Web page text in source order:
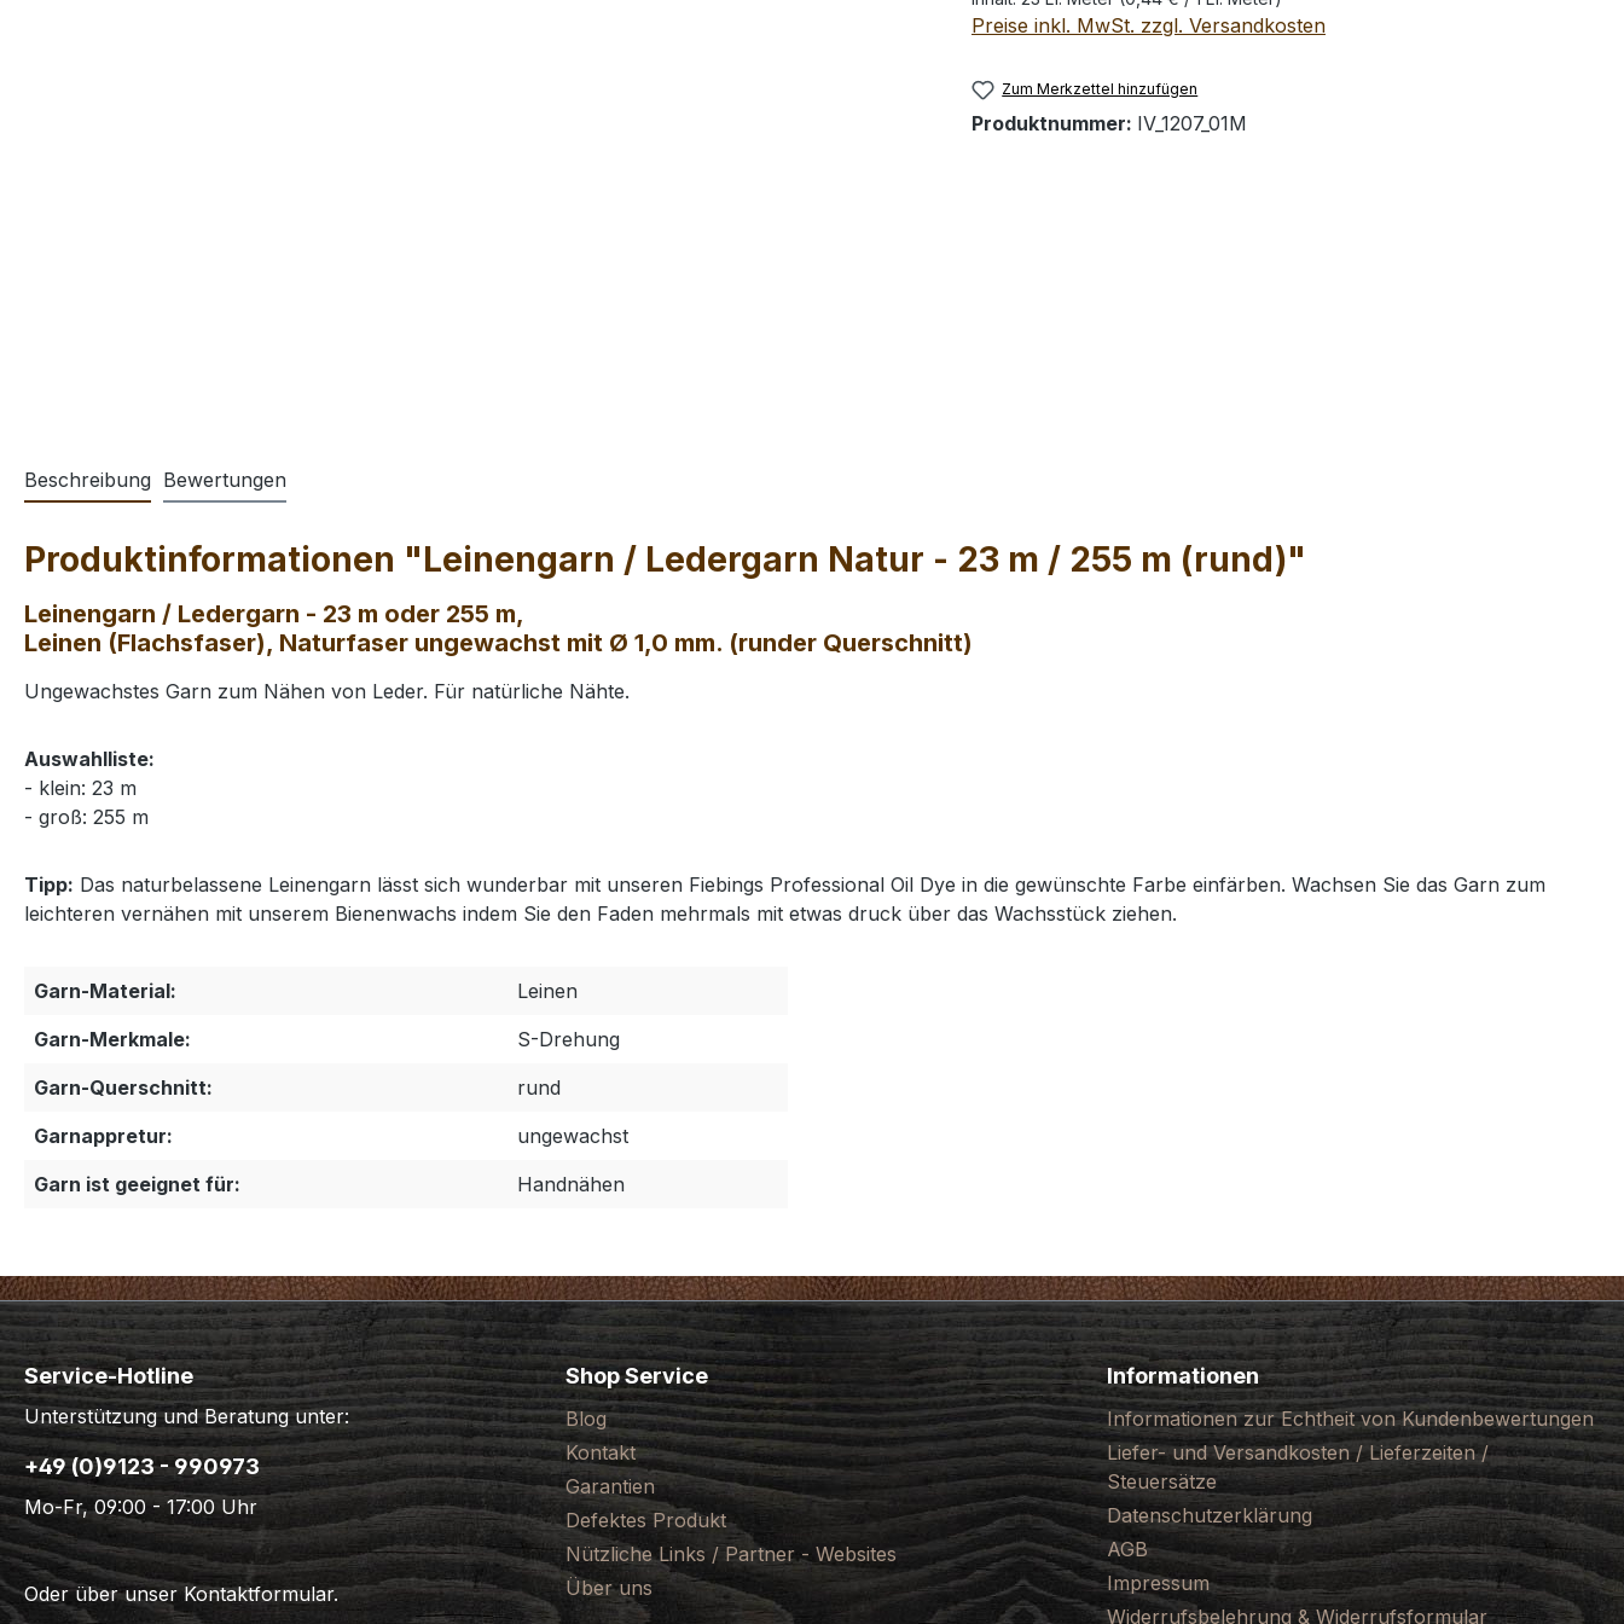
Preise inkl. MwSt. zzgl. Versandkosten
Zum Merkzettel hinzufügen
Produktnummer: IV_1207_01M
Beschreibung Bewertungen
Produktinformationen "Leinengarn / Ledergarn Natur - 23 m / 255 m (rund)"
Leinengarn / Ledergarn - 23 m oder 255 m,
Leinen (Flachsfaser), Naturfaser ungewachst mit Ø 1,0 mm. (runder Querschnitt)
Ungewachstes Garn zum Nähen von Leder. Für natürliche Nähte.
Auswahlliste:
- klein: 23 m
- groß: 255 m
Tipp: Das naturbelassene Leinengarn lässt sich wunderbar mit unseren Fiebings Professional Oil Dye in die gewünschte Farbe einfärben. Wachsen Sie das Garn zum
leichteren vernähen mit unserem Bienenwachs indem Sie den Faden mehrmals mit etwas druck über das Wachsstück ziehen.
Garn-Material:
Leinen
Garn-Merkmale:
S-Drehung
Garn-Querschnitt:
rund
Garnappretur:
ungewachst
Garn ist geeignet für:
Handnähen
Service-Hotline
Unterstützung und Beratung unter:
+49 (0)9123 - 990973
Mo-Fr, 09:00 - 17:00 Uhr
Oder über unserKontaktformular.
Shop Service
Blog
Kontakt
Garantien
Defektes Produkt
Nützliche Links / Partner - Websites
Über uns
Informationen
Informationen zur Echtheit von Kundenbewertungen
Liefer- und Versandkosten / Lieferzeiten /
Steuersätze
Datenschutzerklärung
AGB
Impressum
Widerrufsbelehrung & Widerrufsformular